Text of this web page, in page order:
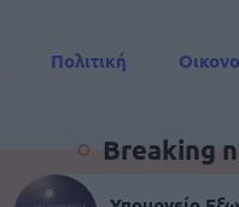
Πολιτική
Breaking